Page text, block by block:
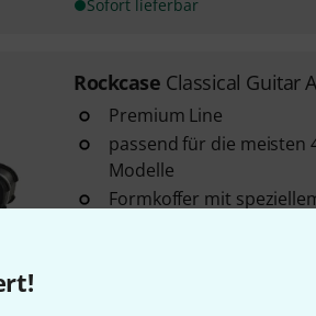
Sofort lieferbar
Rockcase Classical Guitar
Premium Line
passend für die meisten
Modelle
Formkoffer mit